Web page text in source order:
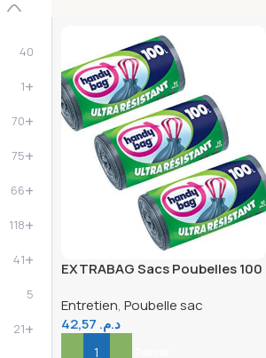
40
1+
70+
75+
66+
118+
41+
5
21+
EXTRABAG Sacs Poubelles 100
Entretien, Poubelle sac
د.م.
Ajouter Au Panier